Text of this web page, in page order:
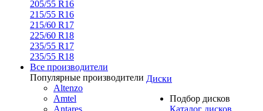
205/55 R16
215/55 R16
215/60 R17
225/60 R18
235/55 R17
235/55 R18
Все производители
Популярные производители
Altenzo
Amtel
Antares
Диски
Подбор дисков
Каталог дисков